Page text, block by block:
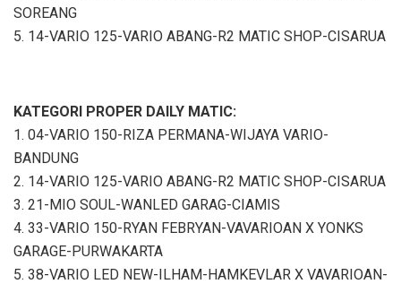
SOREANG
5. 14-VARIO 125-VARIO ABANG-R2 MATIC SHOP-CISARUA
KATEGORI PROPER DAILY MATIC:
1. 04-VARIO 150-RIZA PERMANA-WIJAYA VARIO-
BANDUNG
2. 14-VARIO 125-VARIO ABANG-R2 MATIC SHOP-CISARUA
3. 21-MIO SOUL-WANLED GARAG-CIAMIS
4. 33-VARIO 150-RYAN FEBRYAN-VAVARIOAN X YONKS
GARAGE-PURWAKARTA
5. 38-VARIO LED NEW-ILHAM-HAMKEVLAR X VAVARIOAN-